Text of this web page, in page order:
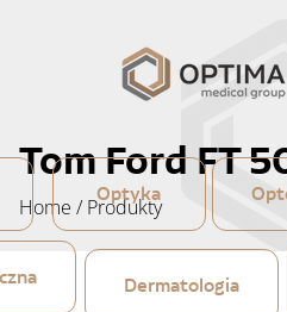
Optyka
Dermatologia
Tom Ford FT
Home / Produkty